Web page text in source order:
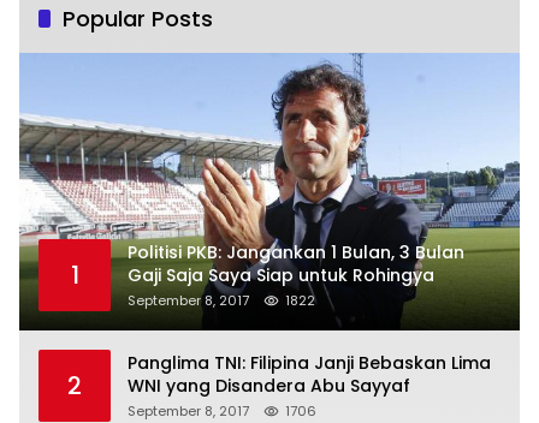
Popular Posts
1
Politisi PKB: Jangankan 1 Bulan, 3 Bulan
Gaji Saja Saya Siap untuk Rohingya
September 8, 2017 1822
2
Panglima TNI: Filipina Janji Bebaskan Lima
WNI yang Disandera Abu Sayyaf
September 8, 2017 1706